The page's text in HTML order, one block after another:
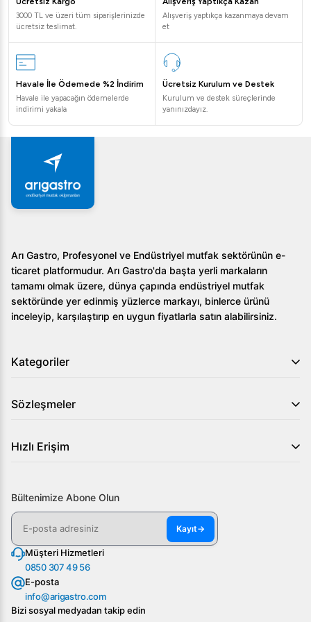
2. Ürün temizliği nasıl yapılır?
Sert krom kaplama, temizlik ve hijyen açısından kolaylık
sağlar. Yüzeyi yumuşak bir bez ve uygun temizlik
malzemeleri ile temizlenebilir.
3. Ürünün garantisi var mı?
Detaylar için firmamızla iletişime geçebilirsiniz.
Öztiryakiler 600 Seri Set Üstü Grill Plate Düz Elektrikli
60*60*26 ile mutfağınızda profesyonel bir pişirme
deneyimi yaşayın. Daha fazla bilgi ve sipariş için web
3000 TL ve üzeri tüm siparişlerinizde
ücretsiz teslimat.
Alışveriş yaptıkça kazanmaya devam
et
Havale İle Ödemede %2 İndirim
Havale ile yapacağın ödemelerde
indirimi yakala
Ücretsiz Kurulum ve Destek
Kurulum ve destek süreçlerinde
yanınızdayız.
Arı Gastro, Profesyonel ve Endüstriyel mutfak sektörünün e-
ticaret platformudur. Arı Gastro'da başta yerli markaların
tamamı olmak üzere, dünya çapında endüstriyel mutfak
sektöründe yer edinmiş yüzlerce markayı, binlerce ürünü
inceleyip, karşılaştırıp en uygun fiyatlarla satın alabilirsiniz.
Kategoriler
Sözleşmeler
Hızlı Erişim
Bültenimize Abone Olun
Kayıt→
Müşteri Hizmetleri
0850 307 49 56
E-posta
info@arigastro.com
Bizi sosyal medyadan takip edin